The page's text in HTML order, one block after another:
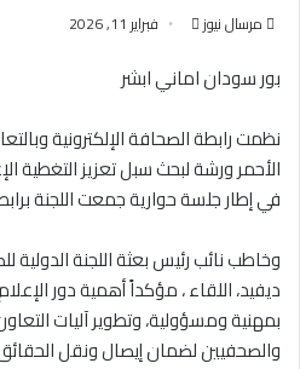
مرسال نيوز
أرسل
إلكترونيا
فبراير 11, 2026
بور سودان اماني ابشر
نظمت رابطة الصحافة الإلكترونية
الأحمر ورشة لبحث سبل تعزيز التغطية
في إطار جلسة حوارية جمعت اللجنة
وخاطب نائب رئيس بعثة اللجنة
ديفيد، اللقاء ، مؤكداً أهمية دور
بمهنية ومسؤولية، وتطوير آليات
والصحفيين لضمان إيصال ونقل